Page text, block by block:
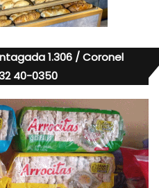
1.306 / Coronel
40-0350